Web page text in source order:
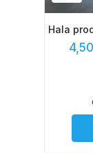
Hala